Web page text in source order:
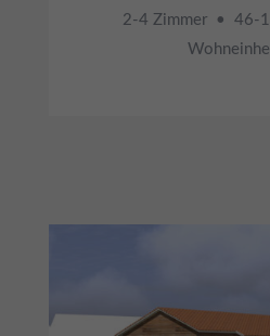
2-4 Zimmer • 46-